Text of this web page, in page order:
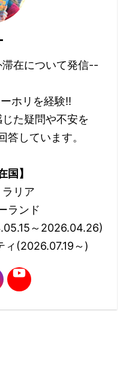
在について発信--
ホリを経験!!
た疑問や不安を
答しています。
国】
ラリア
ランド
～2026.04.26)
ィ(2026.07.19～)